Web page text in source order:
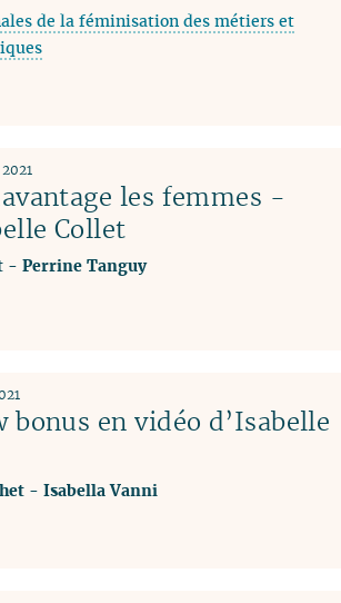
de la féminisation des métiers et
les femmes -
Collet
- Perrine Tanguy
bonus en vidéo d’Isabelle
- Isabella Vanni